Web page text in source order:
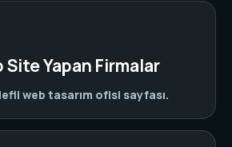
Site Yapan Firmalar
web tasarım ofisi sayfası.